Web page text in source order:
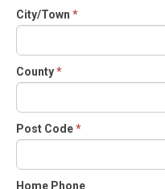
City/Town *
County*
Post Code*
Home Phone